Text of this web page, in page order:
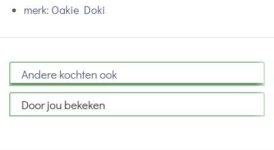
merk: Oakie Doki
Andere kochten ook
Door jou bekeken